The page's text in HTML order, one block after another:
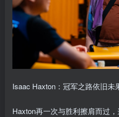
Isaac Haxton：冠军之路依旧未
Haxton再一次与胜利擦肩而过